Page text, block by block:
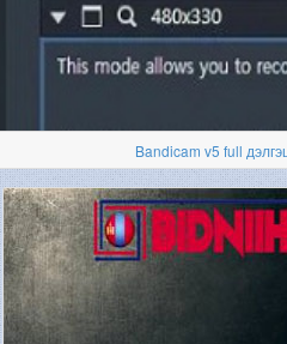
Bandicam v5 full